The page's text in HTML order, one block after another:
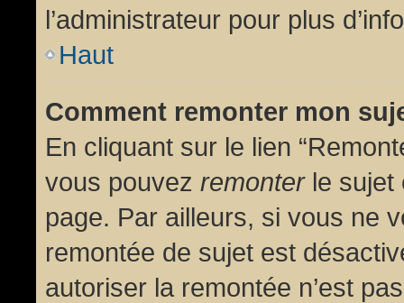
l’administrateur pour plus
Haut
Comment remonter mon
En cliquant sur le lien
vous pouvez remonterle sujet
page. Par ailleurs, si vous ne
remontée de sujet est
autoriser la remontée n’est